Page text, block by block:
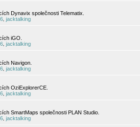
Dynavix společnosti Telematix.
jacktalking
iGO.
jacktalking
Navigon.
jacktalking
OziExplorerCE.
jacktalking
SmartMaps společnosti PLAN Studio.
jacktalking